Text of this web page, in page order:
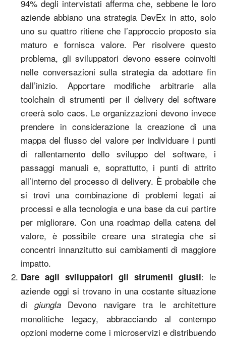
94% degli intervistati afferma che, sebbene le loro
aziende abbiano una strategia DevEx in atto, solo
uno su quattro ritiene che l’approccio proposto sia
maturo e fornisca valore. Per risolvere questo
problema, gli sviluppatori devono essere coinvolti
nelle conversazioni sulla strategia da adottare fin
dall’inizio. Apportare modifiche arbitrarie alla
toolchain di strumenti per il delivery del software
creerà solo caos. Le organizzazioni devono invece
prendere in considerazione la creazione di una
mappa del flusso del valore per individuare i punti
di rallentamento dello sviluppo del software, i
passaggi manuali e, soprattutto, i punti di attrito
all’interno del processo di delivery. È probabile che
si trovi una combinazione di problemi legati ai
processi e alla tecnologia e una base da cui partire
per migliorare. Con una roadmap della catena del
valore, è possibile creare una strategia che si
concentri innanzitutto sui cambiamenti di maggiore
impatto.
Dare agli sviluppatori gli strumenti giusti: le
aziende oggi si trovano in una costante situazione
di giunglaDevono navigare tra le architetture
monolitiche legacy, abbracciando al contempo
opzioni moderne come i microservizi e distribuendo